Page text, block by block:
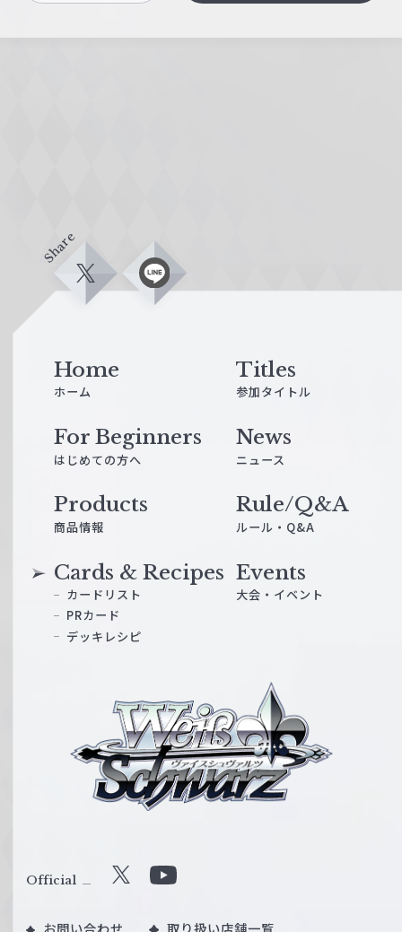
Share
X L
ス
ル
Home
ホーム
Titles
参加タイトル
For Beginners
はじめての方へ
News
ニュース
Products
商品情報
Cards & Recipes
カードリスト
PRカード
デッキレシピ
Events
大会・イベント
Rule/Q&A
ルール・Q&A
Official X
お問い合わせ 取り扱い店舗一覧